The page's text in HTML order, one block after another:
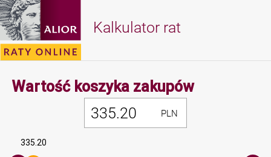
Kalkulator rat
Wartość koszyka zakupówMinimalna
PLN
335.20